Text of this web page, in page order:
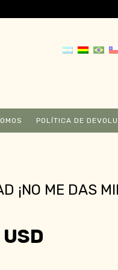
POLÍTICA DE
¡NO ME DAS